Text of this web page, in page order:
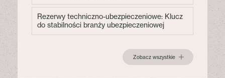
Rezerwy techniczno-ubezpieczeniowe: Klucz
do stabilności branży ubezpieczeniowej
Zobacz wszystkie